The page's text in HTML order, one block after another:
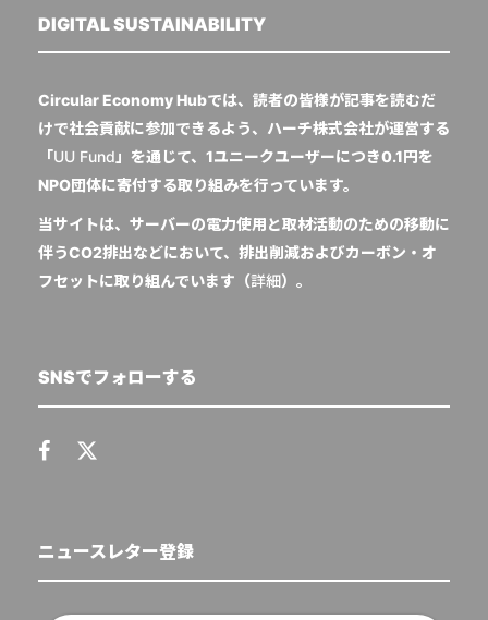
DIGITAL SUSTAINABILITY
Circular Economy Hubでは、読者の皆様が記事を読むだ
けで社会貢献に参加できるよう、ハーチ株式会社が運営する
「UU Fund 」を通じて、1ユニークユーザーにつき0.1円を
NPO団体に寄付する取り組みを行っています。
当サイトは、サーバーの電力使用と取材活動のための移動に
伴うCO2排出などにおいて、排出削減およびカーボン・オ
フセットに取り組んでいます（詳細）。
SNSでフォローする
ニュースレター登録